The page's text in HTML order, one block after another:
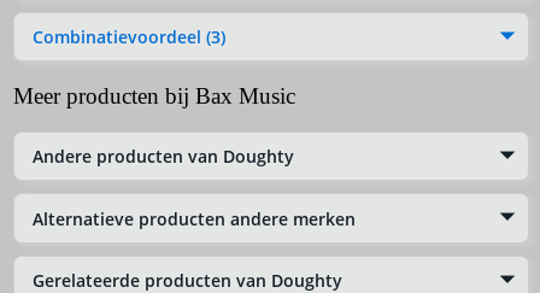
Combinatievoordeel (3)
Meer producten bij Bax Music
Andere producten van Doughty
Alternatieve producten andere merken
Gerelateerde producten van Doughty